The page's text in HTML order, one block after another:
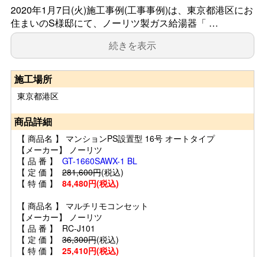
2020年1月7日(火)施工事例(工事事例)は、東京都港区にお
住まいのS様邸にて、ノーリツ製ガス給湯器「 …
続きを表示
施工場所
東京都港区
商品詳細
【 商品名 】 マンションPS設置型 16号 オートタイプ
【メーカー】 ノーリツ
【 品 番 】 GT-1660SAWX-1 BL
【 定 価 】 281,600円(税込)
【 特 価 】 84,480円(税込)
【 商品名 】 マルチリモコンセット
【メーカー】 ノーリツ
【 品 番 】 RC-J101
【 定 価 】 36,300円(税込)
【 特 価 】 25,410円(税込)